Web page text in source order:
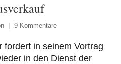
9 Kommentare
fordert in seinem Vortrag
in den Dienst der